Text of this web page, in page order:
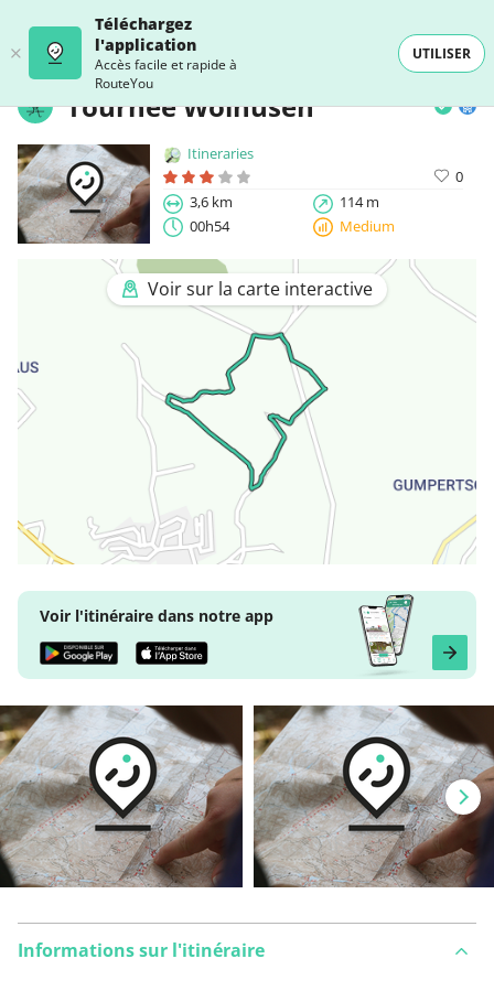
Téléchargez
l'application
Accès facile et rapide à
RouteYou
UTILISER
Tournée Wolhusen
Itineraries
0
3,6 km
114 m
00h54
Medium
Voir sur la carte interactive
Voir l'itinéraire dans notre app
Informations sur l'itinéraire